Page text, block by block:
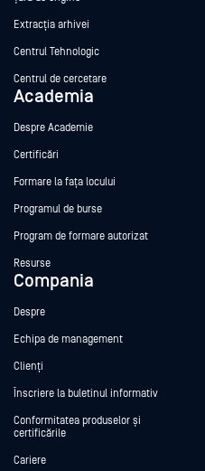
Extracția arhivei
Centrul Tehnologic
Centrul de cercetare
Academia
Despre Academie
Certificări
Formare la fața locului
Programul de burse
Program de formare autorizat
Resurse
Compania
Despre
Echipa de management
Clienți
Înscriere la buletinul informativ
Conformitatea produselor și
certificările
Cariere